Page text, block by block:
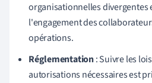
organisationnelles divergentes
l'engagement des
opérations.
Réglementation: Suivre les
autorisations nécessaires est